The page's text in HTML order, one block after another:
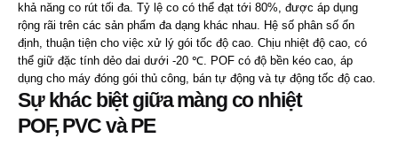
khả năng co rút tối đa. Tỷ lệ co có thể đạt tới 80%, được áp dụng
rộng rãi trên các sản phẩm đa dạng khác nhau. Hệ số phân số ổn
định, thuận tiện cho việc xử lý gói tốc độ cao. Chịu nhiệt độ cao, có
thể giữ đặc tính dẻo dai dưới -20 ℃. POF có độ bền kéo cao, áp
dụng cho máy đóng gói thủ công, bán tự động và tự động tốc độ cao.
Sự khác biệt giữa màng co nhiệt
POF,PVCvà PE